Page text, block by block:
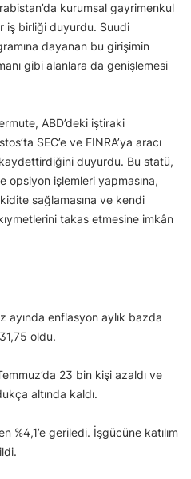
kurumsal gayrimenkul
iş birliği duyurdu. Suudi
dayanan bu girişimin
gibi alanlara da genişlemesi
ABD’deki iştiraki
SEC’e ve FINRA’ya aracı
duyurdu. Bu statü,
opsiyon işlemleri yapmasına,
sağlamasına ve kendi
takas etmesine imkân
ayında enflasyon aylık bazda
oldu.
23 bin kişi azaldı ve
altında kaldı.
%4,1’e geriledi. İşgücüne katılım